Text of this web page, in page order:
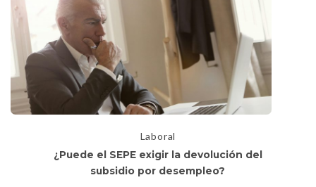
Laboral
¿Puede el SEPE exigir la devolución del
subsidio por desempleo?